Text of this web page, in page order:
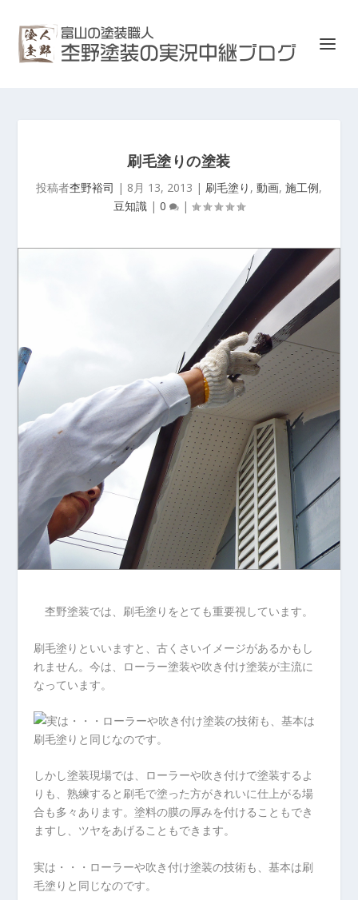
刷毛塗りの塗装
投稿者杢野裕司 | 8月 13, 2013 | 刷毛塗り , 動画, 施工例,
豆知識 | 0 |
杢野塗装では、刷毛塗りをとても重要視しています。
刷毛塗りといいますと、古くさいイメージがあるかもし
れません。今は、ローラー塗装や吹き付け塗装が主流に
なっています。
しかし塗装現場では、ローラーや吹き付けで塗装するよ
りも、熟練すると刷毛で塗った方がきれいに仕上がる場
合も多々あります。塗料の膜の厚みを付けることもでき
ますし、ツヤをあげることもできます。
実は・・・ローラーや吹き付け塗装の技術も、基本は刷
毛塗りと同じなのです。